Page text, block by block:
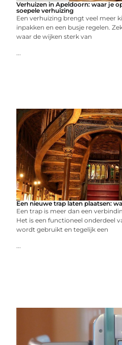
Verhuizen in Apeldoorn: waar je
soepele verhuizing
Een verhuizing brengt veel meer
inpakken en een busje regelen.
waar de wijken sterk van
...
Een nieuwe trap laten plaatsen:
Een trap is meer dan een
Het is een functioneel onderdeel
wordt gebruikt en tegelijk een
...